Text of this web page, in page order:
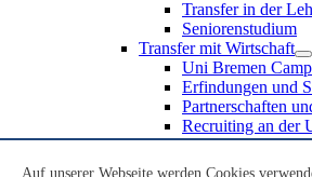
Transfer in der
Seniorenstudium
Transfer mit Wirtschaft
Uni Bremen
Erfindungen und
Partnerschaften
Recruiting an der
Weiterbildung an
Transfer mit Schule
Auf unserer Webseite werden Cookies